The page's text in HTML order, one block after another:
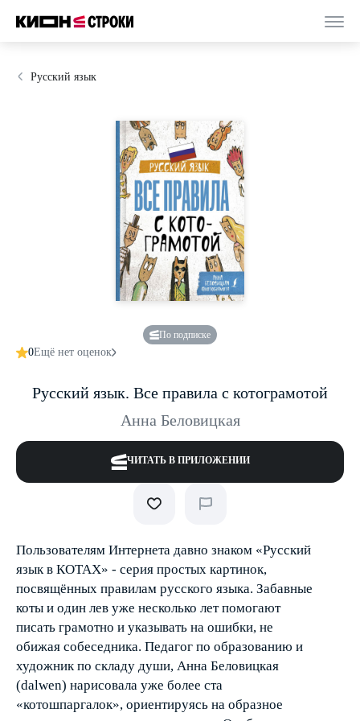
Русский язык
По подписке
0Ещё нет оценок
Русский язык. Все правила с котограмотой
Анна Беловицкая
ЧИТАТЬ В ПРИЛОЖЕНИИ
Пользователям Интернета давно знаком «Русский
язык в КОТАХ» - серия простых картинок,
посвящённых правилам русского языка. Забавные
коты и один лев уже несколько лет помогают
писать грамотно и указывать на ошибки, не
обижая собеседника. Педагог по образованию и
художник по складу души, Анна Беловицкая
(dalwen) нарисовала уже более ста
«котошпаргалок», ориентируясь на образное